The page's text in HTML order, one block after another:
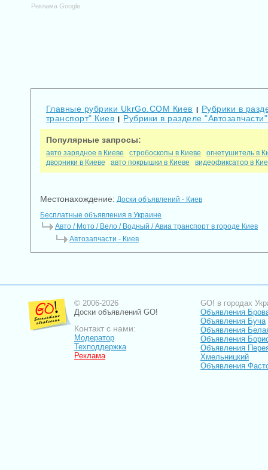
Реклама Google
Главные рубрики UkrGo.COM Киев
Рубрики в
транспорт" Киев
Рубрики в разделе
Популярные запросы:
авто зарядное в Киеве стробоскопы в Киеве
огнетушитель в
дворники в Киеве
авто покрышки в Киеве видеофиксатор в
Местонахождение: Доски объявлений - Киев
Бесплатные объявления в Украине
Авто / Мото / Вело / Водный / Авиа транспорт в городе Киев
Автозапчасти - Киев
© 2006-2026
Доски объявлений GO!
Контакт с нами:
Модератор
Техподдержка
Реклама
GO! в городах
Объявления
Объявления Буча
Объявления
Объявления
Объявления
Хмельницкий
Объявления